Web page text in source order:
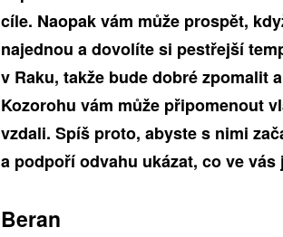
cíle. Naopak vám může prospět,
najednou a dovolíte si pestřejší
v Raku, takže bude dobré zpomalit
Kozorohu vám může připomenout
vzdali. Spíš proto, abyste s nimi
a podpoří odvahu ukázat, co ve vás
Beran